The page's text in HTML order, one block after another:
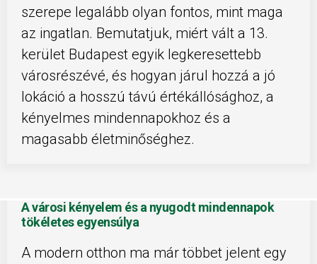
szerepe legalább olyan fontos, mint maga
az ingatlan. Bemutatjuk, miért vált a 13.
kerület Budapest egyik legkeresettebb
városrészévé, és hogyan járul hozzá a jó
lokáció a hosszú távú értékállósághoz, a
kényelmes mindennapokhoz és a
magasabb életminőséghez.
A városi kényelem és a nyugodt mindennapok
tökéletes egyensúlya
A modern otthon ma már többet jelent egy